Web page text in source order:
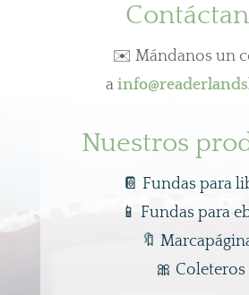
✉️ Mándanos un
a
Nuestros
📔 Fundas para
📱Fundas para
🔖
🎀 Coleteros